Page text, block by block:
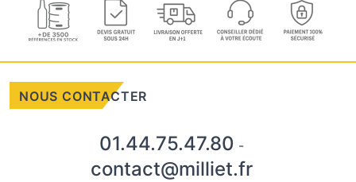
NOUS CONTACTER
01.44.75.47.80 -
contact@milliet.fr